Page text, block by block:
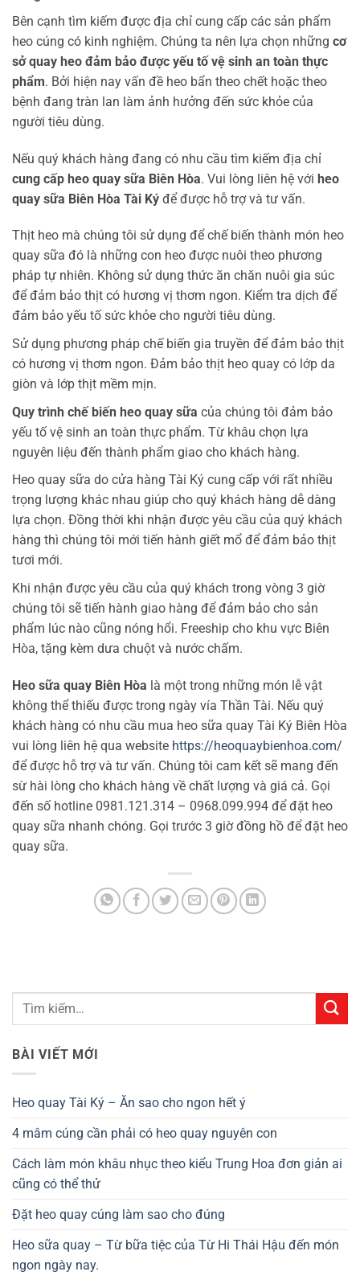
Bên cạnh tìm kiếm được địa chỉ cung cấp các sản phẩm
heo cúng có kinh nghiệm. Chúng ta nên lựa chọn những cơ
sở quay heo đảm bảo được yếu tố vệ sinh an toàn thực
phẩm. Bởi hiện nay vấn đề heo bẩn theo chết hoặc theo
bệnh đang tràn lan làm ảnh hưởng đến sức khỏe của
người tiêu dùng.
Nếu quý khách hàng đang có nhu cầu tìm kiếm địa chỉ
cung cấp heo quay sữa Biên Hòa. Vui lòng liên hệ với heo
quay sữa Biên Hòa Tài Ký để được hỗ trợ và tư vấn.
Thịt heo mà chúng tôi sử dụng để chế biến thành món heo
quay sữa đó là những con heo được nuôi theo phương
pháp tự nhiên. Không sử dụng thức ăn chăn nuôi gia súc
để đảm bảo thịt có hương vị thơm ngon. Kiểm tra dịch để
đảm bảo yếu tố sức khỏe cho người tiêu dùng.
Sử dụng phương pháp chế biến gia truyền để đảm bảo thịt
có hương vị thơm ngon. Đảm bảo thịt heo quay có lớp da
giòn và lớp thịt mềm mịn.
Quy trình chế biến heo quay sữa của chúng tôi đảm bảo
yếu tố vệ sinh an toàn thực phẩm. Từ khâu chọn lựa
nguyên liệu đến thành phẩm giao cho khách hàng.
Heo quay sữa do cửa hàng Tài Ký cung cấp với rất nhiều
trọng lượng khác nhau giúp cho quý khách hàng dễ dàng
lựa chọn. Đồng thời khi nhận được yêu cầu của quý khách
hàng thì chúng tôi mới tiến hành giết mổ để đảm bảo thịt
tươi mới.
Khi nhận được yêu cầu của quý khách trong vòng 3 giờ
chúng tôi sẽ tiến hành giao hàng để đảm bảo cho sản
phẩm lúc nào cũng nóng hổi. Freeship cho khu vực Biên
Hòa, tặng kèm dưa chuột và nước chấm.
Heo sữa quay Biên Hòa là một trong những món lễ vật
không thể thiếu được trong ngày vía Thần Tài. Nếu quý
khách hàng có nhu cầu mua heo sữa quay Tài Ký Biên Hòa
vui lòng liên hệ qua website https://heoquaybienhoa.com/
để được hỗ trợ và tư vấn. Chúng tôi cam kết sẽ mang đến
sừ hài lòng cho khách hàng về chất lượng và giá cả. Gọi
đến số hotline 0981.121.314 – 0968.099.994 để đặt heo
quay sữa nhanh chóng. Gọi trước 3 giờ đồng hồ để đặt heo
quay sữa.
BÀI VIẾT MỚI
Heo quay Tài Ký – Ăn sao cho ngon hết ý
4 mâm cúng cần phải có heo quay nguyên con
Cách làm món khâu nhục theo kiểu Trung Hoa đơn giản ai
cũng có thể thử
Đặt heo quay cúng làm sao cho đúng
Heo sữa quay – Từ bữa tiệc của Từ Hi Thái Hậu đến món
ngon ngày nay.